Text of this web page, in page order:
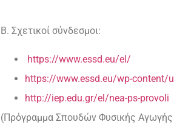
Β. Σχετικοί σύνδεσμοι:
https://www.essd.eu/el/
https://www.essd.eu/wp-content/
http://iep.edu.gr/el/nea-ps-provoli
(Πρόγραμμα Σπουδών Φυσικής